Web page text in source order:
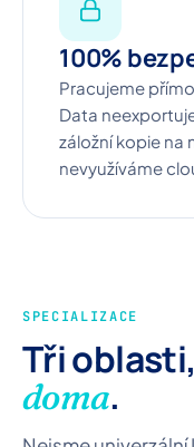
100%
Pracujeme
Data
záložní kopie na
nevyužíváme
SPECIALIZACE
Tři
doma.